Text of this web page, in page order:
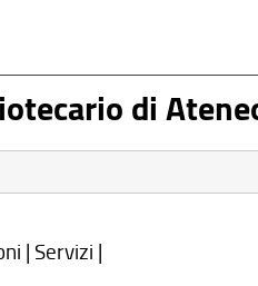
di
| Servizi |